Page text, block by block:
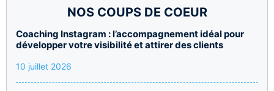
NOS COUPS DE COEUR
Coaching Instagram : l’accompagnement idéal pour
développer votre visibilité et attirer des clients
10 juillet 2026